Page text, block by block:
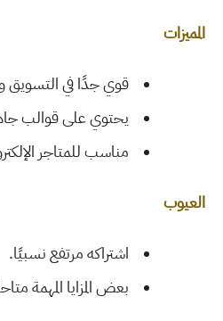
المميزات
قوي جدًا في التسويق
يحتوي على قوالب
مناسب للمتاجر
العيوب
اشتراكه مرتفع نسبيًا.
بعض المزايا المهمة